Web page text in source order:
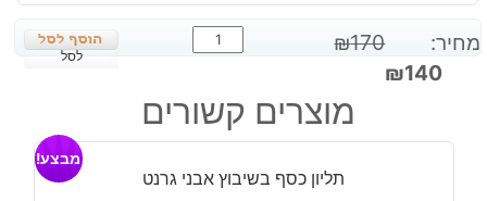
מחיר: ₪170
המחיר
₪140
המחיר
הנוכחי
הוא:
כמות
של
כסף
משובצת
אופל
לסל
מוצרים קשורים
תליון כסף בשיבוץ אבני גרנט
מבצע!